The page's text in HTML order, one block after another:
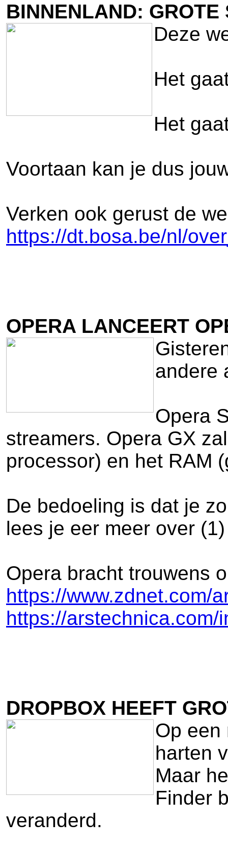
BINNENLAND: GROTE
Deze
Het
Het
Voortaan kan je dus
Verken ook gerust de
https://dt.bosa.be/nl/
OPERA LANCEERT
andere
Opera
streamers. Opera GX
processor) en het RAM
De bedoeling is dat je
lees je eer meer over (1)
Opera bracht trouwens
https://www.zdnet.com/
https://
DROPBOX HEEFT
Op een
harten
Maar
Finder
veranderd.